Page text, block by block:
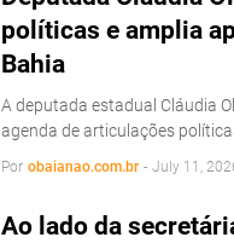
políticas e amplia
Bahia
A deputada estadual Cláudia
agenda de articulações
Por obaianao.com.br - July 11,
Ao lado da